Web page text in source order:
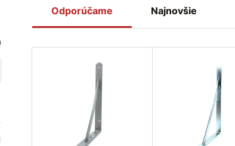
Odporúčame Najnovšie